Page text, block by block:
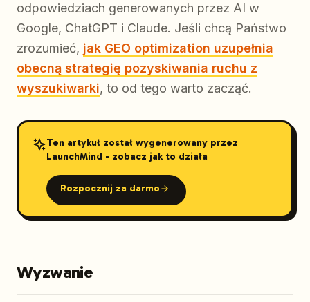
odpowiedziach generowanych przez AI w
Google, ChatGPT i Claude. Jeśli chcą Państwo
zrozumieć, jak GEO optimization uzupełnia
obecną strategię pozyskiwania ruchu z
wyszukiwarki, to od tego warto zacząć.
Ten artykuł został wygenerowany przez
LaunchMind - zobacz jak to działa
Rozpocznij za darmo
Wyzwanie